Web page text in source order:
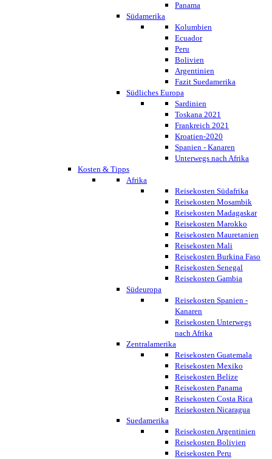
Panama
Südamerika
Kolumbien
Ecuador
Peru
Bolivien
Argentinien
Fazit Suedamerika
Südliches Europa
Sardinien
Toskana 2021
Frankreich 2021
Kroatien-2020
Spanien - Kanaren
Unterwegs nach Afrika
Kosten & Tipps
Afrika
Reisekosten Südafrika
Reisekosten Mosambik
Reisekosten Madagaskar
Reisekosten Marokko
Reisekosten Mauretanien
Reisekosten Mali
Reisekosten Burkina Faso
Reisekosten Senegal
Reisekosten Gambia
Südeuropa
Reisekosten Spanien -
Kanaren
Reisekosten Unterwegs
nach Afrika
Zentralamerika
Reisekosten Guatemala
Reisekosten Mexiko
Reisekosten Belize
Reisekosten Panama
Reisekosten Costa Rica
Reisekosten Nicaragua
Suedamerika
Reisekosten Argentinien
Reisekosten Bolivien
Reisekosten Peru